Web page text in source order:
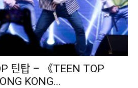
틴탑 – 《TEEN TOP
KONG...